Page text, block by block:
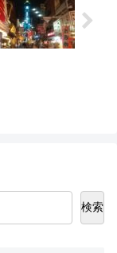
検索